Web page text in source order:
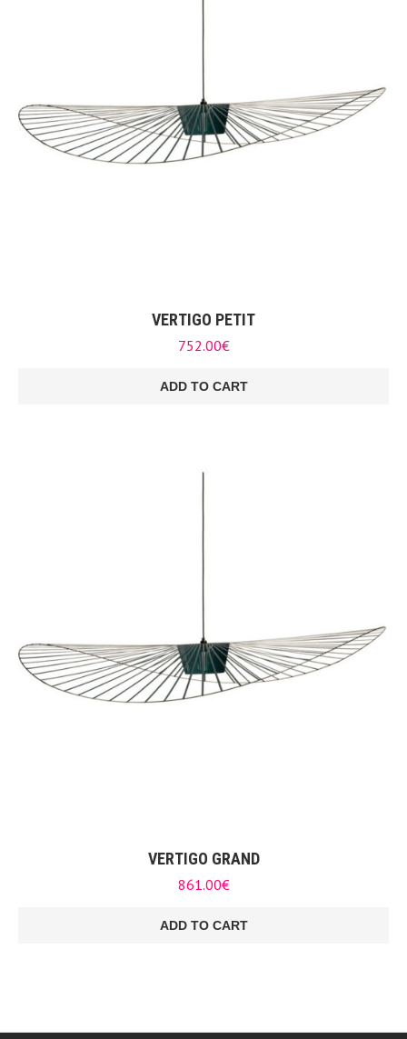
VERTIGO PETIT
752.00€
ADD TO CART
VERTIGO GRAND
861.00€
ADD TO CART